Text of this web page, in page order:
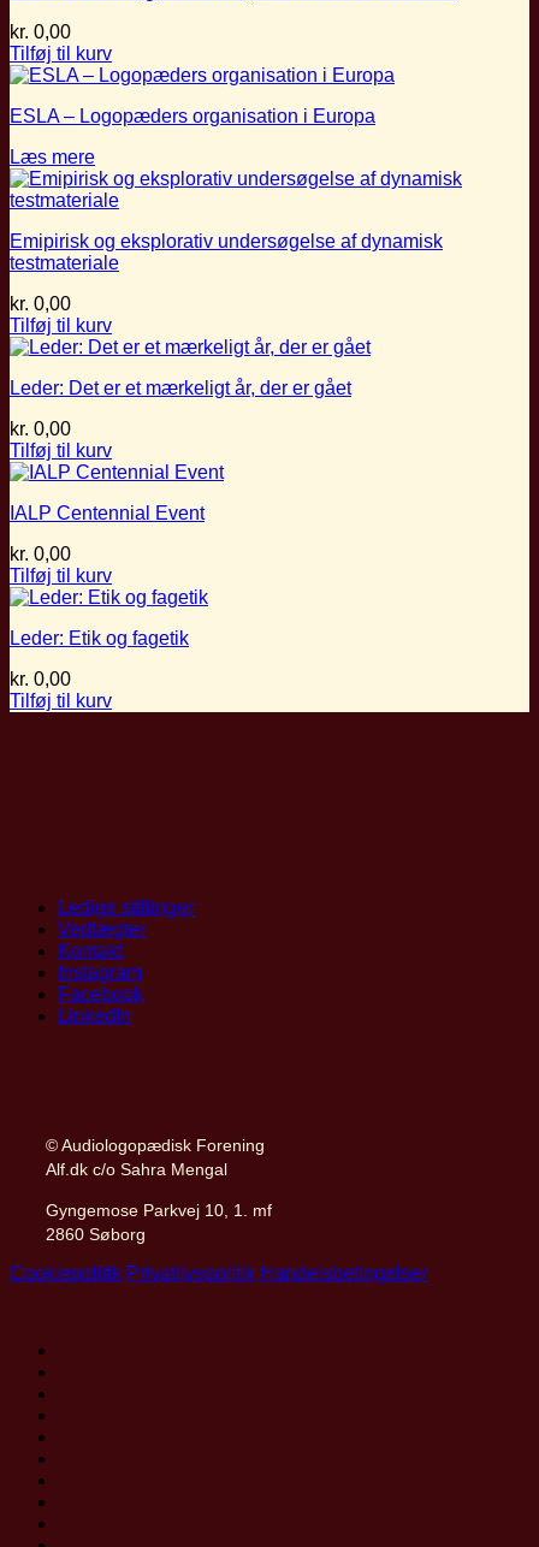
kr. 0,00
Tilføj til kurv
ESLA – Logopæders organisation i Europa
Læs mere
Emipirisk og eksplorativ undersøgelse af dynamisk
testmateriale
kr. 0,00
Tilføj til kurv
Leder: Det er et mærkeligt år, der er gået
kr. 0,00
Tilføj til kurv
IALP Centennial Event
kr. 0,00
Tilføj til kurv
Leder: Etik og fagetik
kr. 0,00
Tilføj til kurv
Ledige stillinger
Vedtægter
Kontakt
Instagram
Facebook
LinkedIn
© Audiologopædisk Forening
Alf.dk c/o Sahra Mengal
Gyngemose Parkvej 10, 1. mf
2860 Søborg
Cookiepolitik Privatlivspolitik Handelsbetingelser